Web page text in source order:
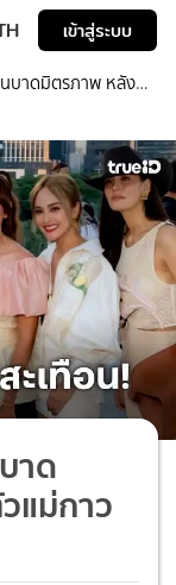
เข้าสู่ระบบ
นบาดมิตรภาพ หลัง
าด
แม่กาว